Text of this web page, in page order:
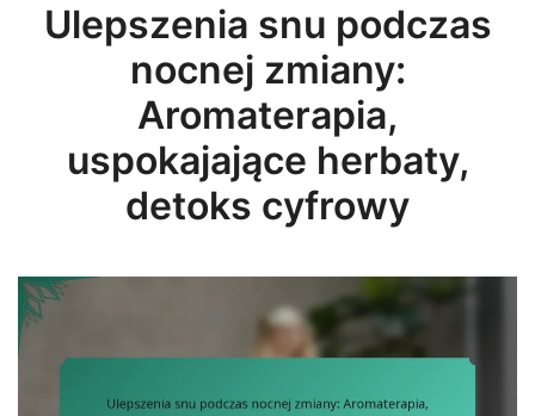
Ulepszenia snu podczas
nocnej zmiany:
Aromaterapia,
uspokajające herbaty,
detoks cyfrowy